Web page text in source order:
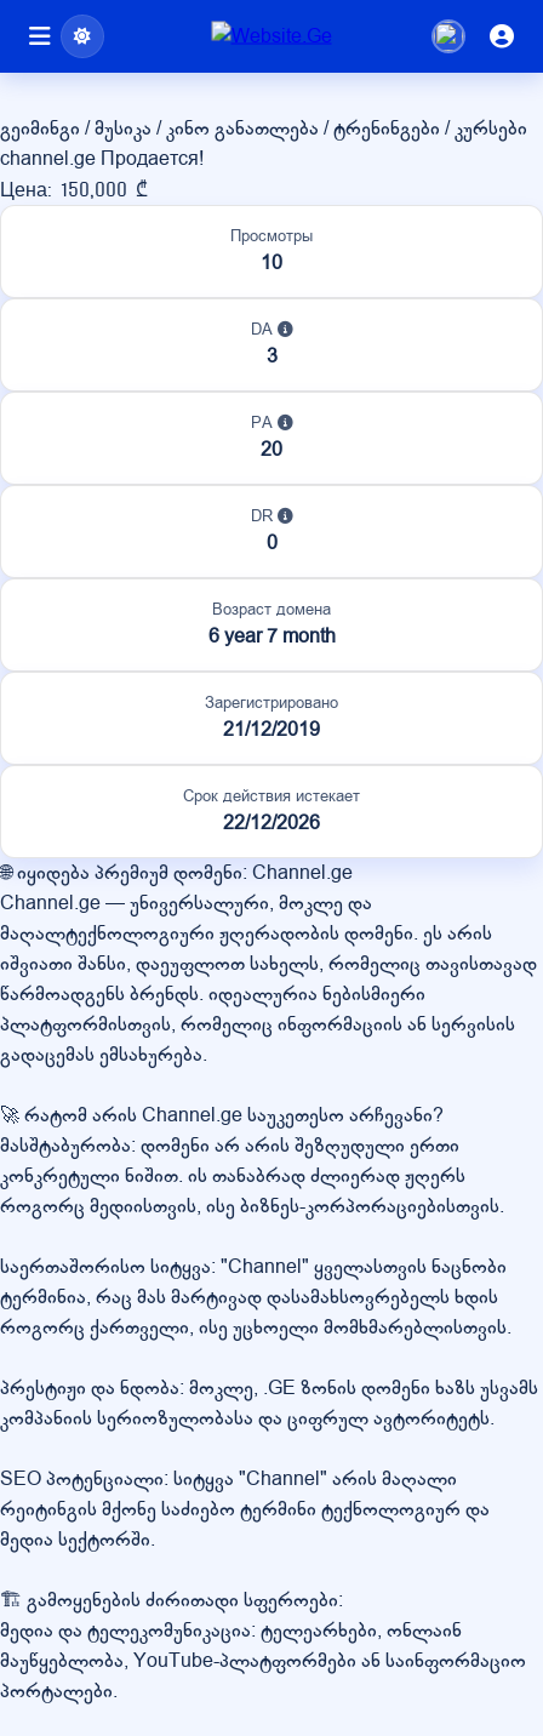
channel.ge
გეიმინგი / მუსიკა / კინო განათლება / ტრენინგები / კურსები
channel.ge Продается!
Цена: 150,000 ₾
Просмотры
10
DA
3
PA
20
DR
0
Возраст домена
6 year 7 month
Зарегистрировано
21/12/2019
Срок действия истекает
22/12/2026
🌐 იყიდება პრემიუმ დომენი: Channel.ge
Channel.ge — უნივერსალური, მოკლე და
მაღალტექნოლოგიური ჟღერადობის დომენი. ეს არის
იშვიათი შანსი, დაეუფლოთ სახელს, რომელიც თავისთავად
წარმოადგენს ბრენდს. იდეალურია ნებისმიერი
პლატფორმისთვის, რომელიც ინფორმაციის ან სერვისის
გადაცემას ემსახურება.
🚀 რატომ არის Channel.ge საუკეთესო არჩევანი?
მასშტაბურობა: დომენი არ არის შეზღუდული ერთი
კონკრეტული ნიშით. ის თანაბრად ძლიერად ჟღერს
როგორც მედიისთვის, ისე ბიზნეს-კორპორაციებისთვის.
საერთაშორისო სიტყვა: "Channel" ყველასთვის ნაცნობი
ტერმინია, რაც მას მარტივად დასამახსოვრებელს ხდის
როგორც ქართველი, ისე უცხოელი მომხმარებლისთვის.
პრესტიჟი და ნდობა: მოკლე, .GE ზონის დომენი ხაზს უსვამს
კომპანიის სერიოზულობასა და ციფრულ ავტორიტეტს.
SEO პოტენციალი: სიტყვა "Channel" არის მაღალი
რეიტინგის მქონე საძიებო ტერმინი ტექნოლოგიურ და
მედია სექტორში.
🏗️ გამოყენების ძირითადი სფეროები:
მედია და ტელეკომუნიკაცია: ტელეარხები, ონლაინ
მაუწყებლობა, YouTube-პლატფორმები ან საინფორმაციო
პორტალები.